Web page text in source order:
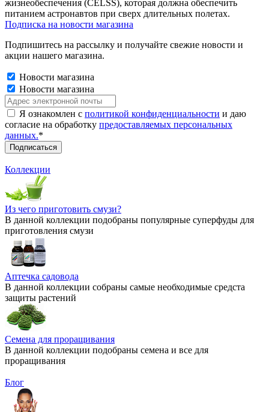
жизнеобеспечения (CELSS), которая должна обеспечить
питанием астронавтов при сверх длительных полетах.
Подписка на новости магазина
Подпишитесь на рассылку и получайте свежие новости и
акции нашего магазина.
Новости магазина
Новости магазина
Я ознакомлен с политикой конфиденциальности и даю
согласие на обработку предоставляемых персональных
данных.*
Коллекции
Из чего приготовить смузи?
В данной коллекции подобраны популярные суперфуды для
приготовления смузи
Аптечка садовода
В данной коллекции собраны самые необходимые средста
защиты растений
Семена для проращивания
В данной коллекции подобраны семена и все для
проращивания
Блог